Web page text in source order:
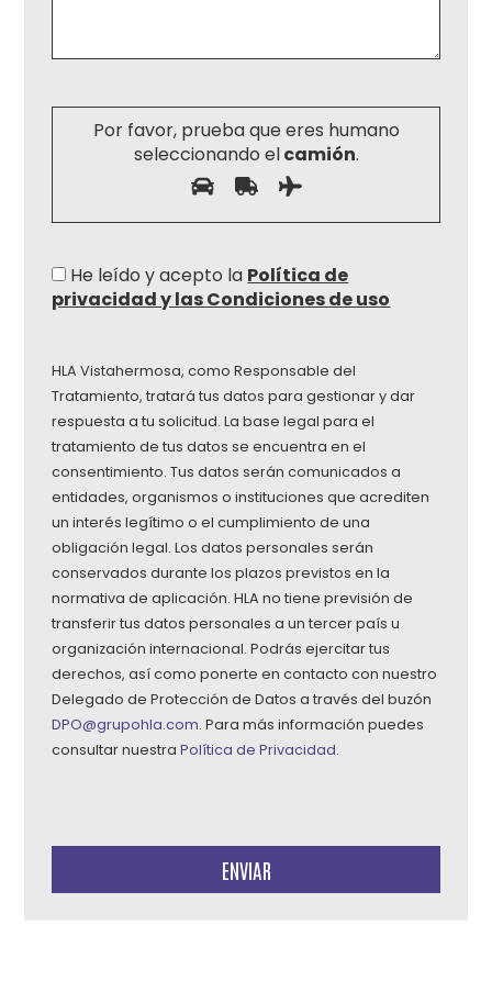
Por favor, prueba que eres humano
seleccionando elcamión.
He leído y acepto la Política de
privacidad y las Condiciones de uso
HLA Vistahermosa, como Responsable del
Tratamiento, tratará tus datos para gestionar y dar
respuesta a tu solicitud. La base legal para el
tratamiento de tus datos se encuentra en el
consentimiento. Tus datos serán comunicados a
entidades, organismos o instituciones que acrediten
un interés legítimo o el cumplimiento de una
obligación legal. Los datos personales serán
conservados durante los plazos previstos en la
normativa de aplicación. HLA no tiene previsión de
transferir tus datos personales a un tercer país u
organización internacional. Podrás ejercitar tus
derechos, así como ponerte en contacto con nuestro
Delegado de Protección de Datos a través del buzón
DPO@grupohla.com. Para más información puedes
consultar nuestraPolítica de Privacidad.
favor,
este